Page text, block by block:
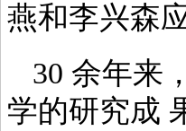
燕和李兴森
30 余年来
学的研究成